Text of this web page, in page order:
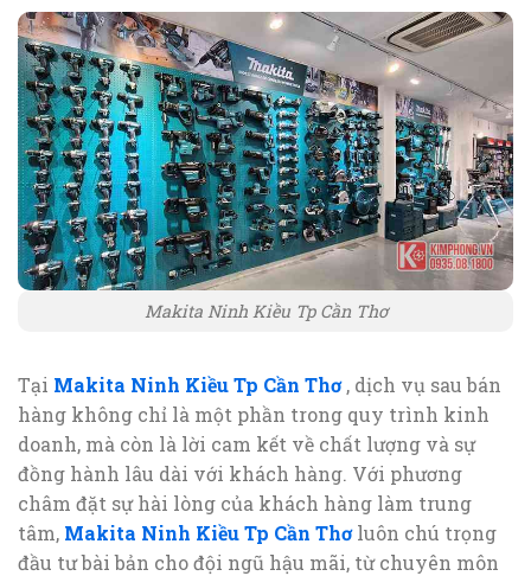
Makita Ninh Kiều Tp Cần Thơ
Tại Makita Ninh Kiều Tp Cần Thơ, dịch vụ sau bán
hàng không chỉ là một phần trong quy trình kinh
doanh, mà còn là lời cam kết về chất lượng và sự
đồng hành lâu dài với khách hàng. Với phương
châm đặt sự hài lòng của khách hàng làm trung
tâm, Makita Ninh Kiều Tp Cần Thơluôn chú trọng
đầu tư bài bản cho đội ngũ hậu mãi, từ chuyên môn